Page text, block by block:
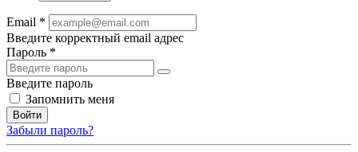
Email *
Введите корректный email адрес
Пароль *
Введите пароль
Запомнить меня
Войти
Забыли пароль?